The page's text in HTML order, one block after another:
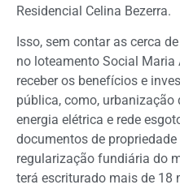
Residencial Celina Bezerra.
Isso, sem contar as cerca
no loteamento Social
receber os benefícios e
pública, como, urbanização
energia elétrica e rede
documentos de
regularização fundiária do
terá escriturado mais de 18